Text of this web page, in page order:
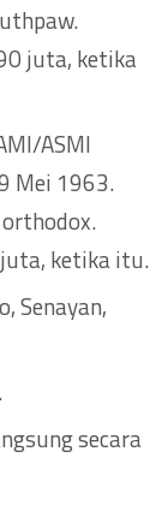
juta, ketika
ASMI
Mei 1963.
ketika itu.
Senayan,
secara